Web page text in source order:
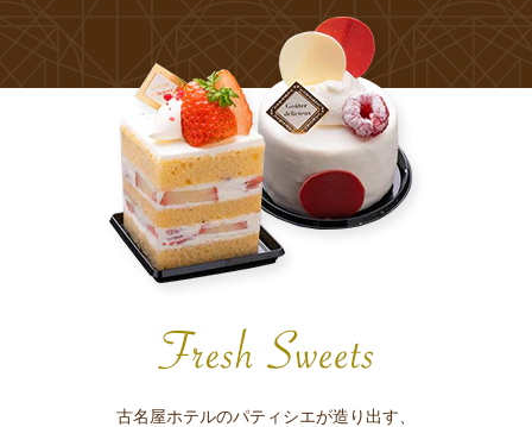
古名屋ホテルのパティシエが造り出す、